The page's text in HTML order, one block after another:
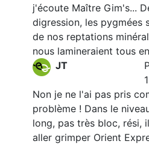
j'écoute Maître Gim's...
digression, les pygmées
de nos reptations
nous lamineraient tous
JT
Non je ne l'ai pas pris
problème ! Dans le
long, pas très bloc, rési,
aller grimper Orient